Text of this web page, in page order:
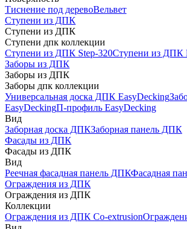
Тиснение под деревоВельвет
Ступени из ДПК
Ступени из ДПК
Ступени дпк коллекции
Ступени из ДПК Step-320Ступени из ДПК
Заборы из ДПК
Заборы из ДПК
Заборы дпк коллекции
Универсальная доска ДПК EasyDecking
EasyDeckingП-профиль EasyDecking
Вид
Заборная доска ДПКЗаборная панель ДПК
Фасады из ДПК
Фасады из ДПК
Вид
Реечная фасадная панель ДПКФасадная
Ограждения из ДПК
Ограждения из ДПК
Коллекции
Ограждения из ДПК Co-extrusion